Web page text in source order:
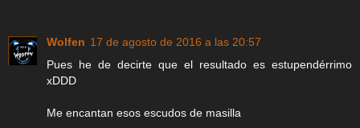
Wolfen 17 de agosto de 2016 a las 20:57
Pues he de decirte que el resultado es estupendérrimo
xDDD
Me encantan esos escudos de masilla